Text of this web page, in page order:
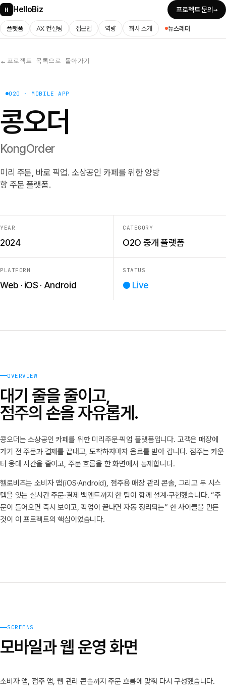
H HelloBiz
플랫폼 AX 컨설팅 접근법 역량 회사 소개 뉴스레터
프로젝트 문의→
← 프로젝트 목록으로 돌아가기
O2O · MOBILE APP
콩오더
KongOrder
미리 주문, 바로 픽업. 소상공인 카페를 위한 양방
향 주문 플랫폼.
YEAR
2024
CATEGORY
O2O 중개 플랫폼
PLATFORM
Web · iOS · Android
STATUS
● Live
OVERVIEW
대기 줄을 줄이고,
점주의 손을 자유롭게.
콩오더는 소상공인 카페를 위한 미리주문·픽업 플랫폼입니다. 고객은 매장에
가기 전 주문과 결제를 끝내고, 도착하자마자 음료를 받아 갑니다. 점주는 카운
터 응대 시간을 줄이고, 주문 흐름을 한 화면에서 통제합니다.
헬로비즈는 소비자 앱(iOS·Android), 점주용 매장 관리 콘솔, 그리고 두 시스
템을 잇는 실시간 주문·결제 백엔드까지 한 팀이 함께 설계·구현했습니다. “주
문이 들어오면 즉시 보이고, 픽업이 끝나면 자동 정리되는” 한 사이클을 만든
것이 이 프로젝트의 핵심이었습니다.
SCREENS
모바일과 웹 운영 화면
소비자 앱, 점주 앱, 웹 관리 콘솔까지 주문 흐름에 맞춰 다시 구성했습니다.